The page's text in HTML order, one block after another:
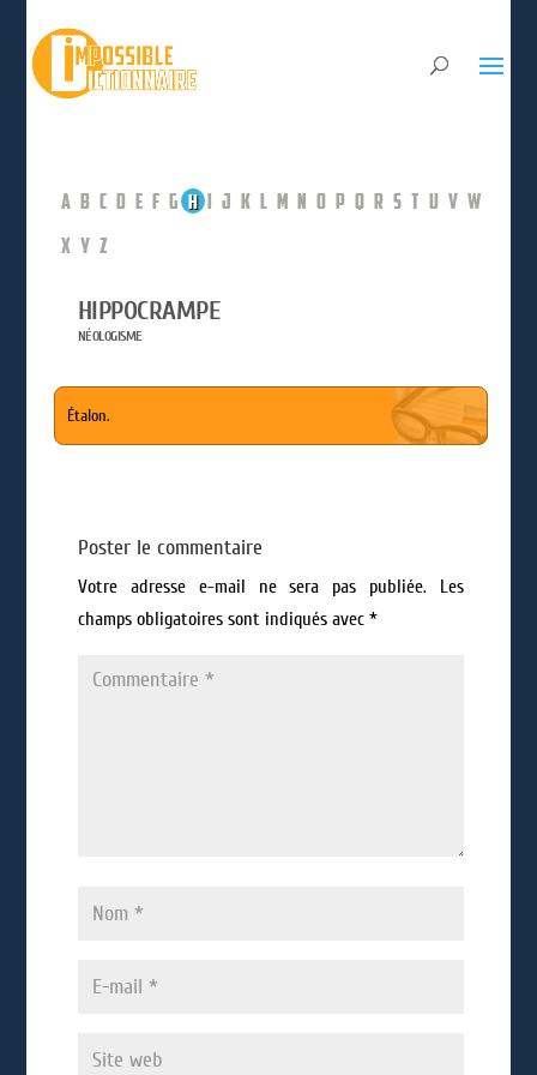
A B C D E F G H I J K L M N O P Q R S T U V W
X Y Z
HIPPOCRAMPE
NÉOLOGISME
Étalon.
Poster le commentaire
Votre adresse e-mail ne sera pas publiée.
Les
champs obligatoires sont indiqués avec *